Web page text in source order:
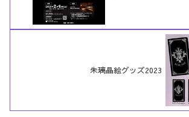
朱璃晶絵グッズ2023